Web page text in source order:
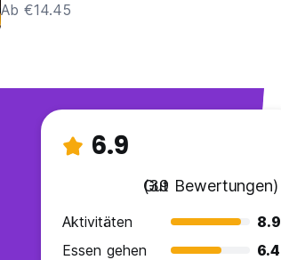
Ab €14.45
6.9
Gut
(39 Bewertungen)
Aktivitäten
8.9
Essen gehen
6.4